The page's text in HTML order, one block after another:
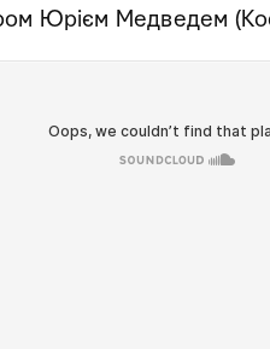
Юрієм Медведем